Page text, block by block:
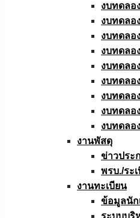
งบทดลอ
งบทดลอ
งบทดลอ
งบทดลอ
งบทดลอ
งบทดลอ
งบทดลอ
งบทดลอ
งบทดลอ
งานพัสดุ
ข่าวประ
พรบ./ระ
งานทะเบียน
ข้อมูลนัก
ระบบบริ